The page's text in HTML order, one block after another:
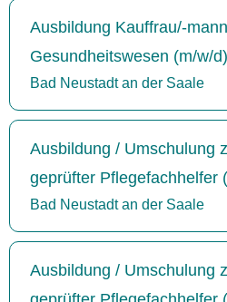
Ausbildung Kauffrau/-
Gesundheitswesen (m/w/
Bad Neustadt an der Saale
Ausbildung / Umschulung
geprüfter Pflegefachhelfer
Bad Neustadt an der Saale
Ausbildung / Umschulung